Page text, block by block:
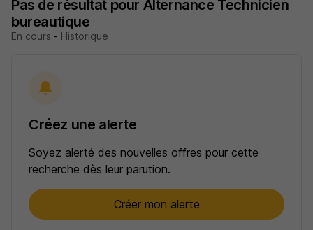
Pas de résultat pour Alternance Technicien
bureautique
En cours - Historique
Créez une alerte
Soyez alerté des nouvelles offres pour cette
recherche dès leur parution.
Créer mon alerte